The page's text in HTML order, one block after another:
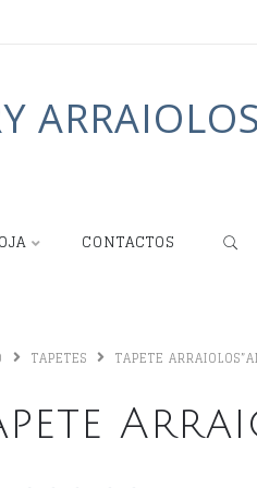
ARRAIOLOS
CONTACTOS
TAPETES TAPETE